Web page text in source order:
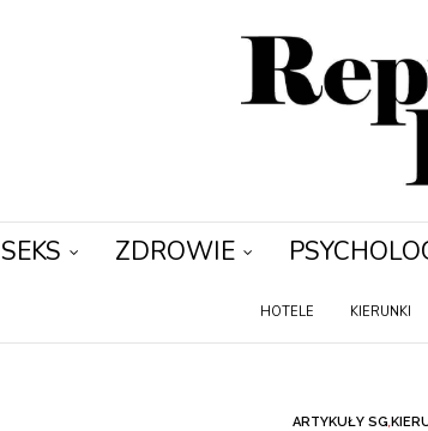
SEKS ZDROWIE
HOTELE KIERUNKI
ARTYKUŁY SG,